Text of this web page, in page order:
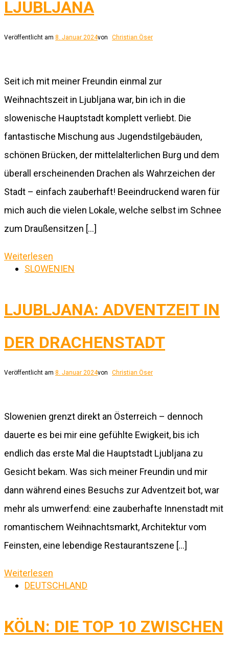
LJUBLJANA
Veröffentlicht am 8. Januar 2024von Christian Öser
Seit ich mit meiner Freundin einmal zur
Weihnachtszeit in Ljubljana war, bin ich in die
slowenische Hauptstadt komplett verliebt. Die
fantastische Mischung aus Jugendstilgebäuden,
schönen Brücken, der mittelalterlichen Burg und dem
überall erscheinenden Drachen als Wahrzeichen der
Stadt – einfach zauberhaft! Beeindruckend waren für
mich auch die vielen Lokale, welche selbst im Schnee
zum Draußensitzen […]
Weiterlesen
SLOWENIEN
LJUBLJANA: ADVENTZEIT IN
DER DRACHENSTADT
Veröffentlicht am 8. Januar 2024von Christian Öser
Slowenien grenzt direkt an Österreich – dennoch
dauerte es bei mir eine gefühlte Ewigkeit, bis ich
endlich das erste Mal die Hauptstadt Ljubljana zu
Gesicht bekam. Was sich meiner Freundin und mir
dann während eines Besuchs zur Adventzeit bot, war
mehr als umwerfend: eine zauberhafte Innenstadt mit
romantischem Weihnachtsmarkt, Architektur vom
Feinsten, eine lebendige Restaurantszene […]
Weiterlesen
DEUTSCHLAND
KÖLN: DIE TOP 10 ZWISCHEN